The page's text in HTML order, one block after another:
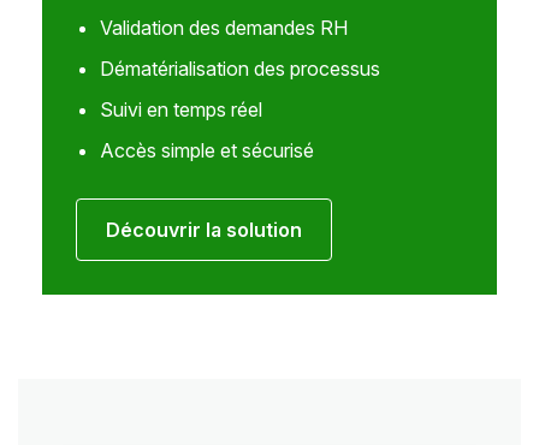
Validation des demandes RH
Dématérialisation des processus
Suivi en temps réel
Accès simple et sécurisé
Découvrir la solution